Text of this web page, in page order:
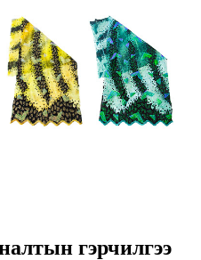
гэрчилгээ